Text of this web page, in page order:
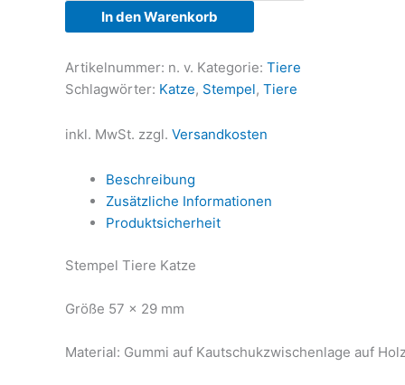
MengeIn den Warenkorb
Artikelnummer: n. v. Kategorie: Tiere
Schlagwörter: Katze, Stempel, Tiere
inkl. MwSt. zzgl. Versandkosten
Beschreibung
Zusätzliche Informationen
Produktsicherheit
Stempel Tiere Katze
Größe 57 x 29 mm
Material: Gummi auf Kautschukzwischenlage auf